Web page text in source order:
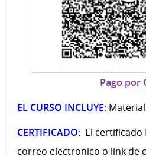
Pago por
EL CURSO INCLUYE:
CERTIFICADO: El
correo electronico o link de